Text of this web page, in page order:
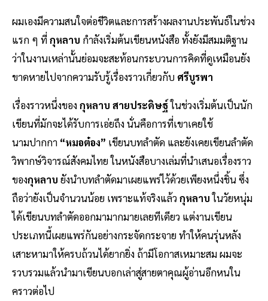
ผมเองมีความสนใจต่อชีวิตและการสร้างผลงานประพันธ์ในช่วง
แรก ๆ ที่กุหลาบ กำลังเริ่มต้นเขียนหนังสือ ทั้งยังมีสมมติฐาน
ว่าในงานเหล่านั้นย่อมจะสะท้อนกระบวนการคิดที่ดูเหมือนยัง
ขาดหายไปจากความรับรู้เรื่องราวเกี่ยวกับ ศรีบูรพา
เรื่องราวหนึ่งของกุหลาบ สายประดิษฐ์ในช่วงเริ่มต้นเป็นนัก
เขียนที่มักจะได้รับการเอ่ยถึง นั่นคือการที่เขาเคยใช้
นามปากกา “หมอต๋อง” เขียนบทลำตัด และยังเคยเขียนลำตัด
วิพากษ์วิจารณ์สังคมไทย ในหนังสือบางเล่มที่นำเสนอเรื่องราว
ของกุหลาบ ยังนำบทลำตัดมาเผยแพร่ไว้ด้วยเพียงหนึ่งชิ้น ซึ่ง
ถือว่ายังเป็นจำนวนน้อย เพราะแท้จริงแล้วกุหลาบในวัยหนุ่ม
ได้เขียนบทลำตัดออกมามากมายเลยทีเดียว แต่งานเขียน
ประเภทนี้เผยแพร่กันอย่างกระจัดกระจาย ทำให้คนรุ่นหลัง
เสาะหามาให้ครบถ้วนได้ยากยิ่ง ถ้ามีโอกาสเหมาะสม ผมจะ
รวบรวมแล้วนำมาเขียนบอกเล่าสู่สายตาคุณผู้อ่านอีกหนใน
คราวต่อไป